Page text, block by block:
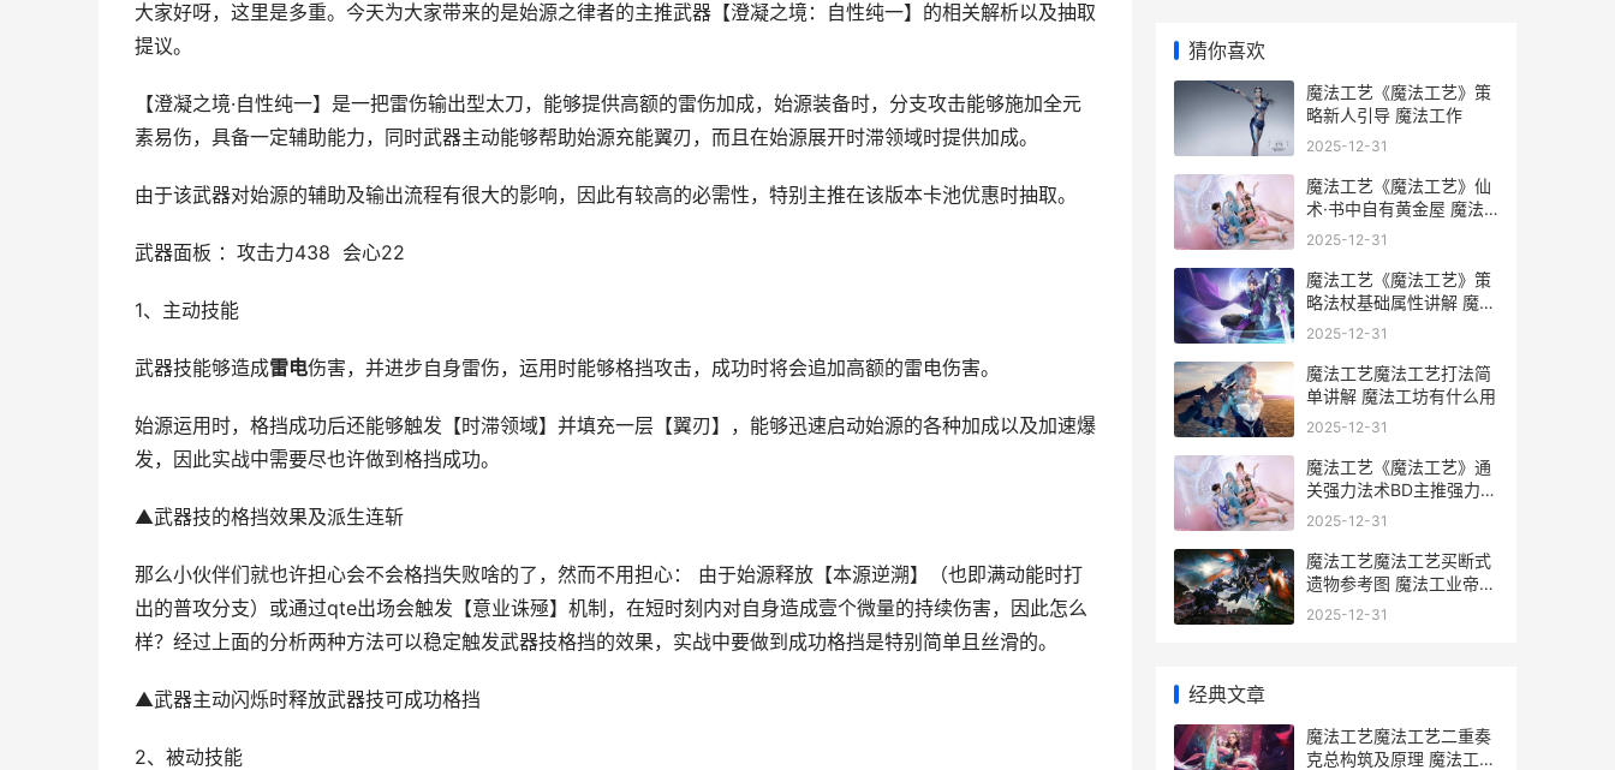
大家好呀，这里是多重。今天为大家带来的是始源之律者的主推武器【澄凝之境：自性纯一】的相关解析以及抽取
提议。
【澄凝之境·自性纯一】是一把雷伤输出型太刀，能够提供高额的雷伤加成，始源装备时，分支攻击能够施加全元
素易伤，具备一定辅助能力，同时武器主动能够帮助始源充能翼刃，而且在始源展开时滞领域时提供加成。
由于该武器对始源的辅助及输出流程有很大的影响，因此有较高的必需性，特别主推在该版本卡池优惠时抽取。
武器面板 ：攻击力438 会心22
1、主动技能
武器技能够造成雷电伤害，并进步自身雷伤，运用时能够格挡攻击，成功时将会追加高额的雷电伤害。
始源运用时，格挡成功后还能够触发【时滞领域】并填充一层【翼刃】，能够迅速启动始源的各种加成以及加速爆
发，因此实战中需要尽也许做到格挡成功。
▲武器技的格挡效果及派生连斩
那么小伙伴们就也许担心会不会格挡失败啥的了，然而不用担心： 由于始源释放【本源逆溯】（也即满动能时打
出的普攻分支）或通过qte出场会触发【意业诛殛】机制，在短时刻内对自身造成壹个微量的持续伤害，因此怎么
样？经过上面的分析两种方法可以稳定触发武器技格挡的效果，实战中要做到成功格挡是特别简单且丝滑的。
▲武器主动闪烁时释放武器技可成功格挡
2、被动技能
猜你喜欢
魔法工艺《魔法工艺》策
略新人引导 魔法工作
2025-12-31
魔法工艺《魔法工艺》仙
术·书中自有黄金屋 魔法
工艺mod
2025-12-31
魔法工艺《魔法工艺》策
略法杖基础属性讲解 魔法
工艺3教程
2025-12-31
魔法工艺魔法工艺打法简
单讲解 魔法工坊有什么用
2025-12-31
魔法工艺《魔法工艺》通
关强力法术BD主推强力法
术BD如何组合 魔法工艺
2025-12-31
魔法工艺魔法工艺买断式
遗物参考图 魔法工业帝国
百度百科
2025-12-31
经典文章
魔法工艺魔法工艺二重奏
克总构筑及原理 魔法工艺